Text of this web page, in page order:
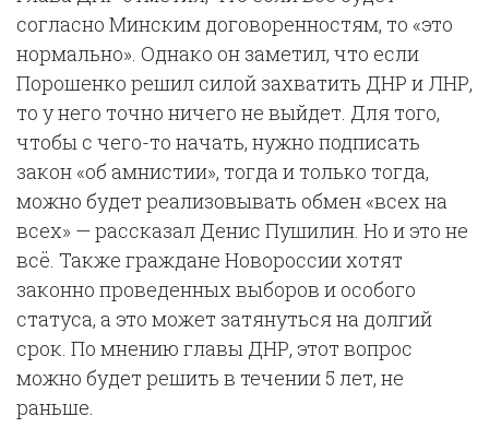
согласно Минским договоренностям, то «это
нормально». Однако он заметил, что если
Порошенко решил силой захватить ДНР и ЛНР,
то у него точно ничего не выйдет. Для того,
чтобы с чего-то начать, нужно подписать
закон «об амнистии», тогда и только тогда,
можно будет реализовывать обмен «всех на
всех» — рассказал Денис Пушилин. Но и это не
всё. Также граждане Новороссии хотят
законно проведенных выборов и особого
статуса, а это может затянуться на долгий
срок. По мнению главы ДНР, этот вопрос
можно будет решить в течении 5 лет, не
раньше.